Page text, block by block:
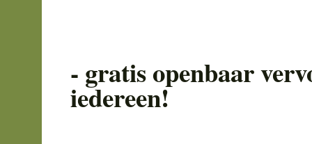
- gratis openbaar
iedereen!